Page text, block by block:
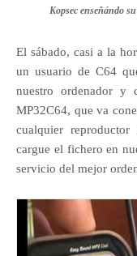
Kopsec enseñándo
El sábado, casi a la
un usuario de C64
nuestro ordenador y
MP32C64, que va
cualquier
cargue el fichero en
servicio del mejor